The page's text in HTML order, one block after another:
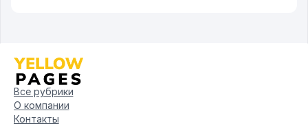
Все рубрики
О компании
Контакты